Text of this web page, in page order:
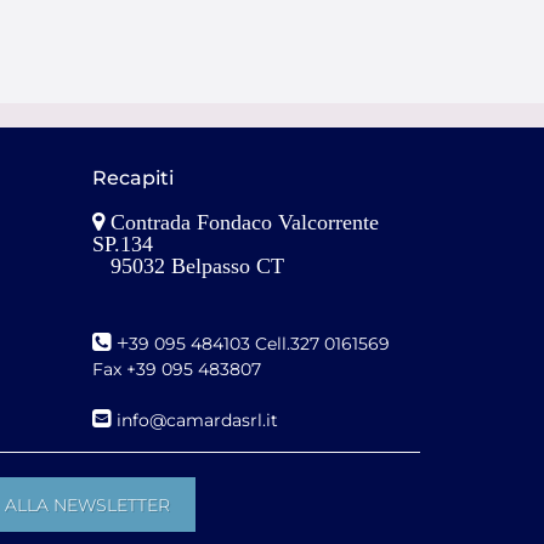
Recapiti
Contrada Fondaco Valcorrente
SP.134
95032 Belpasso CT
+39 095 484103 Cell.327 0161569
Fax +39 095 483807
info@camardasrl.it